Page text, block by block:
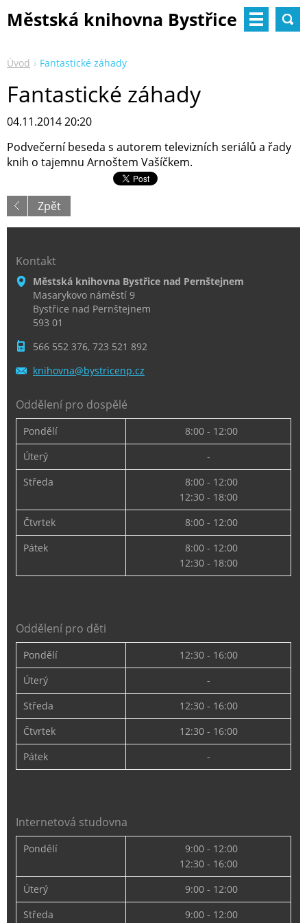
Městská knihovna Bystřice
Úvod Fantastické záhady
Fantastické záhady
04.11.2014 20:20
Podvečerní beseda s autorem televizních seriálů a řady
knih o tajemnu Arnoštem Vašíčkem.
Zpět
Kontakt
Městská knihovna Bystřice nad Pernštejnem
Masarykovo náměstí 9
Bystřice nad Pernštejnem
593 01
566 552 376, 723 521 892
knihovna@bystricenp.cz
Oddělení pro dospělé
Pondělí
8:00 - 12:00
Úterý
-
Středa
8:00 - 12:00
12:30 - 18:00
Čtvrtek
8:00 - 12:00
Pátek
8:00 - 12:00
12:30 - 18:00
Oddělení pro děti
Pondělí
12:30 - 16:00
Úterý
-
Středa
12:30 - 16:00
Čtvrtek
12:30 - 16:00
Pátek
-
Internetová studovna
Pondělí
9:00 - 12:00
12:30 - 16:00
Úterý
9:00 - 12:00
Středa
9:00 - 12:00